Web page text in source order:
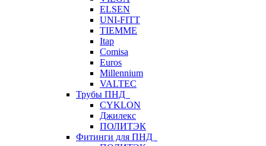
ELSEN
UNI-FITT
TIEMME
Itap
Comisa
Euros
Millennium
VALTEC
Трубы ПНД
CYKLON
Джилекс
ПОЛИТЭК
Фитинги для ПНД